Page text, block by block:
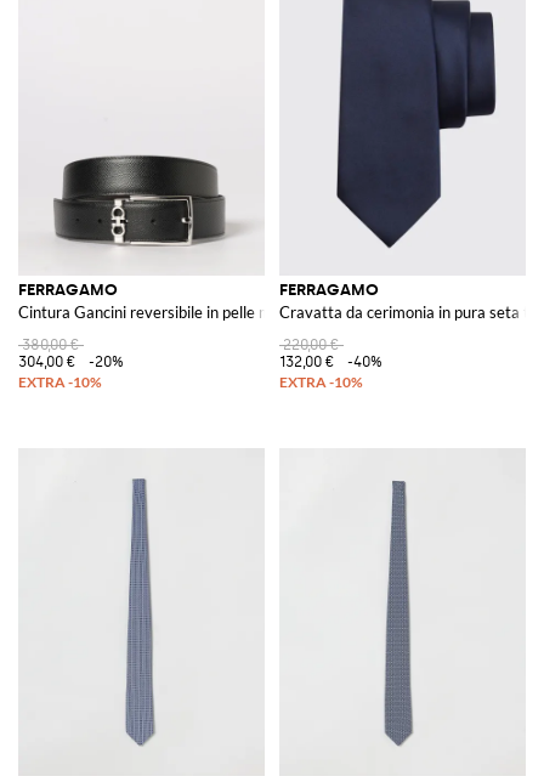
FERRAGAMO
Cintura Gancini reversibile in pelle martellata
380,00 €
304,00 €
-20%
FERRAGAMO
Cravatta da cerimonia in pura seta
220,00 €
132,00 €
-40%